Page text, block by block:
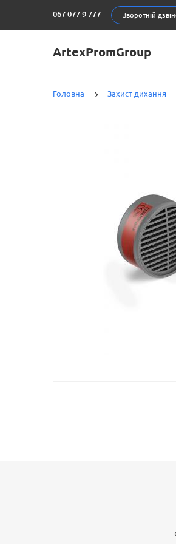
067 077 9 777 Зворотній
ArtexPromGroup
Головна Захист дихання